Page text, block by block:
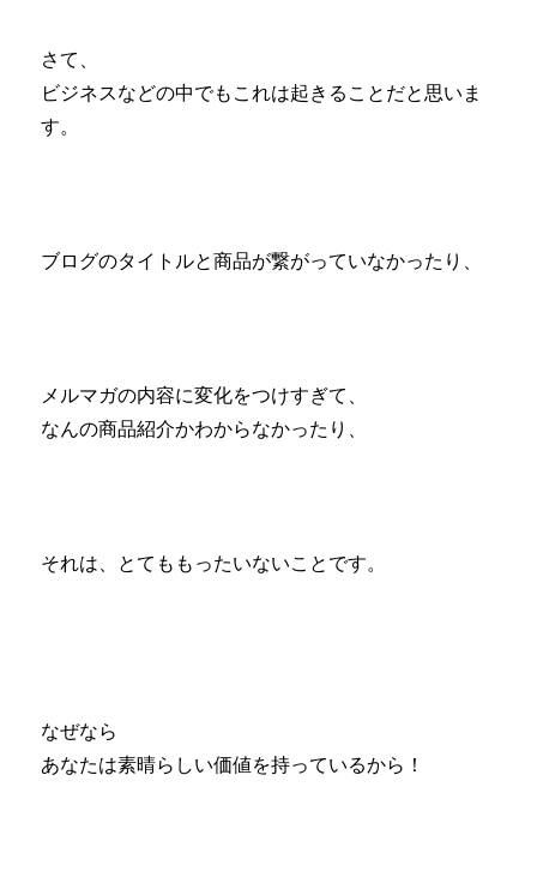
さて、
ビジネスなどの中でもこれは起きることだと思いま
す。
ブログのタイトルと商品が繋がっていなかったり、
メルマガの内容に変化をつけすぎて、
なんの商品紹介かわからなかったり、
それは、とてももったいないことです。
なぜなら
あなたは素晴らしい価値を持っているから！